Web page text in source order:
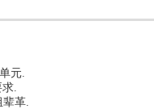
元.
.
辈革.